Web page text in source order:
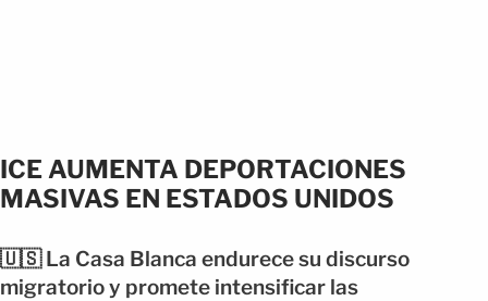
ICE AUMENTA DEPORTACIONES
MASIVAS EN ESTADOS UNIDOS
🇺🇸 La Casa Blanca endurece su discurso
migratorio y promete intensificar las